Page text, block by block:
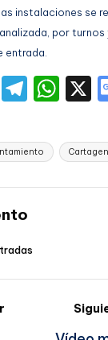
instalaciones se
por
entrada.
E
T
e
gr
a
W
a
ts
A
X